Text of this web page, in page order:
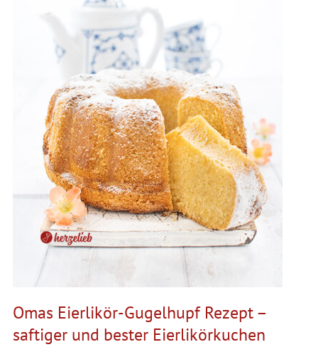
Omas Eierlikör-Gugelhupf Rezept –
saftiger und bester Eierlikörkuchen